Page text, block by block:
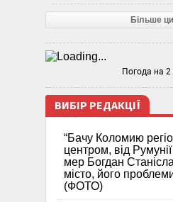
Більше
Погода на 2
ВИБІР РЕДАКЦІЇ
“Бачу Коломию
центром, від Румунії
мер Богдан
місто, його
(ФОТО)